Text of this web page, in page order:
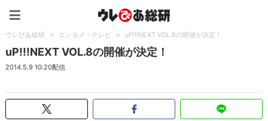
ウレぴあ総研 > エンタメ・テレビ > uP!!!NEXT VOL.8の開催が決定！
uP!!!NEXT VOL.8の開催が決定！
2014.5.9 10:20配信